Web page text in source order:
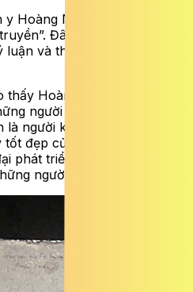
Hoàng Nguyên Cát cho ra
Đây là một công trình
và thực tiễn trong phòng
Hoàng Nguyên Cát
người đặt nền móng cho
người khởi xướng và kiên
đẹp của người thầy thuốc,
phát triển thành y đức để
người thầy thuốc.